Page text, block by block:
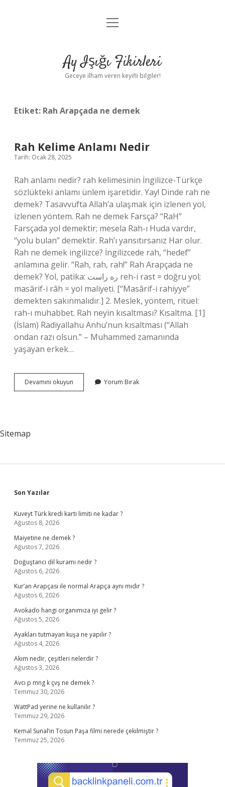
Anasayfa
Yasal Uyarı
menüyü
Ay Işığı Fikirleri
Geceye ilham veren keyifli bilgiler!
Etiket: Rah Arapçada ne demek
Rah Kelime Anlamı Nedir
Tarih: Ocak 28, 2025
Rah anlamı nedir? rah kelimesinin İngilizce-Türkçe
sözlükteki anlamı ünlem işaretidir. Yay! Dinde rah ne
demek? Tasavvufta Allah’a ulaşmak için izlenen yol,
izlenen yöntem. Rah ne demek Farsça? “RaH”
Farsçada yol demektir; mesela Rah-ı Huda vardır,
“yolu bulan” demektir. Rah’ı yansıtırsanız Har olur.
Rah ne demek ingilizce? İngilizcede rah, “hedef”
anlamına gelir. “Rah, rah, rah!” Rah Arapçada ne
demek? Yol, patika: ره راست reh-i rast = doğru yol;
masârif-i râh = yol maliyeti. [“Masârif-i rahiyye”
demekten sakınmalıdır.] 2. Meslek, yöntem, ritüel:
rah-ı muhabbet. Rah neyin kısaltması? Kısaltma. [1]
(İslam) Radiyallahu Anhu’nun kısaltması (“Allah
ondan razı olsun.” – Muhammed zamanında
yaşayan erkek…
Devamını okuyun
Kelime
Yorum Bırak
Sitemap
Sidebar
Son Yazılar
Kuveyt Türk kredi kartı limiti ne kadar ?
Ağustos 8, 2026
Maiyetine ne demek ?
Ağustos 7, 2026
Doğuştancı dil kuramı nedir ?
Ağustos 6, 2026
Kur’an Arapçası ile normal Arapça aynı mıdır ?
Ağustos 6, 2026
Avokado hangi organımıza iyi gelir ?
Ağustos 5, 2026
Ayakları tutmayan kuşa ne yapılır ?
Ağustos 4, 2026
Akım nedir, çeşitleri nelerdir ?
Ağustos 3, 2026
Avcı p mng k çvş ne demek ?
Temmuz 30, 2026
WattPad yerine ne kullanılır ?
Temmuz 29, 2026
Kemal Sunal’ın Tosun Paşa filmi nerede çekilmiştir ?
Temmuz 25, 2026